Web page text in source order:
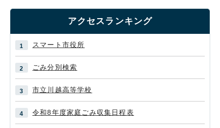
アクセスランキング
スマート市役所
ごみ分別検索
市立川越高等学校
令和8年度家庭ごみ収集日程表